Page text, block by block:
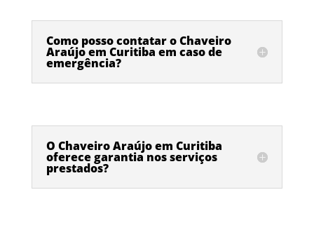
Como posso contatar o Chaveiro
Araújo em Curitiba em caso de
emergência?
O Chaveiro Araújo em Curitiba
oferece garantia nos serviços
prestados?